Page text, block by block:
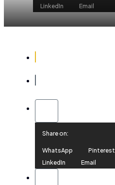
LinkedIn
Email
Share on:
WhatsApp Pinterest
LinkedIn
Email